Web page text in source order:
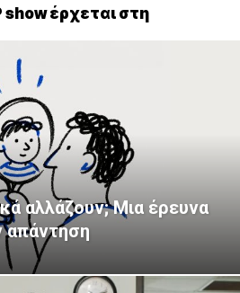
show έρχεται στη
αλλάζουν; Μια έρευνα
απάντηση